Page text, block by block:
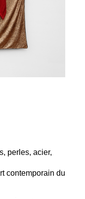
perles, acier,
contemporain du